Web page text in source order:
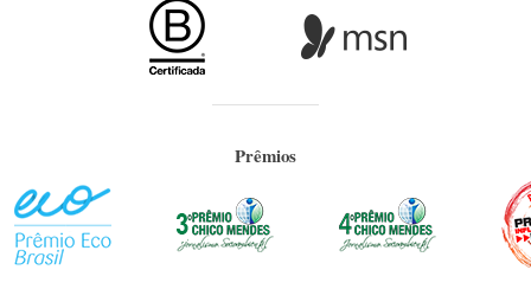
Prêmios